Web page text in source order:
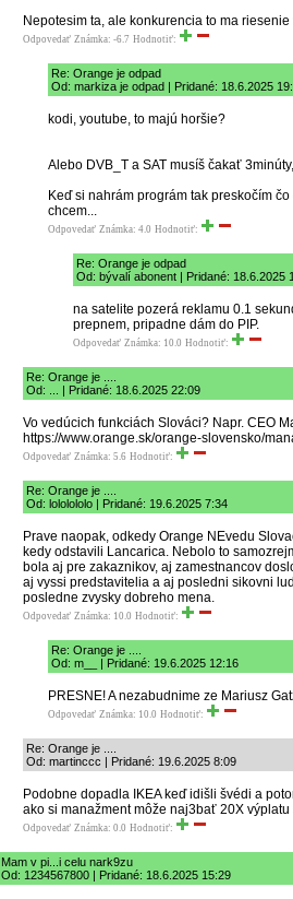
Nepotesim ta, ale konkurencia to ma
Odpovedať Známka: -6.7 Hodnotiť:
Re: Orange je odpad
Od: markiza je odpad | Pridané: 18.6.2025
kodi, youtube, to majú horšie?
Alebo DVB_T a SAT musíš čakať
Keď si nahrám prográm tak preskočím
chcem...
Odpovedať Známka: 4.0 Hodnotiť:
Re: Orange je odpad
Od: bývalí abonent | Pridané: 18.6.2025
na satelite pozerá reklamu 0.1
prepnem, pripadne dám do PIP.
Odpovedať Známka: 10.0 Hodnotiť:
Re: Orange je ....
Od: ... | Pridané: 18.6.2025 22:09
Vo vedúcich funkciách Slováci? Napr. CEO
https://www.orange.sk/orange-slovensko/
Odpovedať Známka: 5.6 Hodnotiť:
Re: Orange je ....
Od: lololololo | Pridané: 19.6.2025 7:34
Prave naopak, odkedy Orange NEvedu
kedy odstavili Lancarica. Nebolo to
bola aj pre zakaznikov, aj zamestnancov
aj vyssi predstavitelia a aj posledni sikovni
posledne zvysky dobreho mena.
Odpovedať Známka: 10.0 Hodnotiť:
Re: Orange je ....
Od: m__ | Pridané: 19.6.2025 12:16
PRESNE! A nezabudnime ze Mariusz
Odpovedať Známka: 10.0 Hodnotiť:
Re: Orange je ....
Od: martinccc | Pridané: 19.6.2025 8:09
Podobne dopadla IKEA keď idišli švédi a
ako si manažment môže naj3bať 20X
Odpovedať Známka: 0.0 Hodnotiť:
Mam v pi...i celu nark9zu
Od: 1234567800 | Pridané: 18.6.2025 15:29